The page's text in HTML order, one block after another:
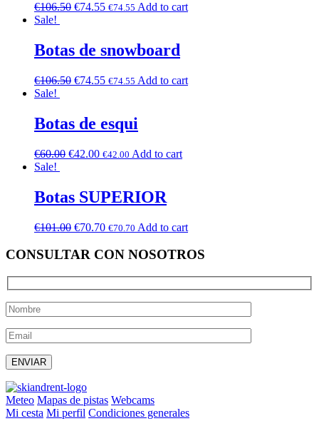
€106.50 €74.55 €74.55 Add to cart
Sale!
Botas de snowboard
€106.50 €74.55 €74.55 Add to cart
Sale!
Botas de esqui
€60.00 €42.00 €42.00 Add to cart
Sale!
Botas SUPERIOR
€101.00 €70.70 €70.70 Add to cart
CONSULTAR CON NOSOTROS
Deja este campo vacío.
Meteo Mapas de pistas Webcams
Mi cesta Mi perfil Condiciones generales